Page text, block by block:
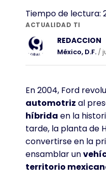
Tiempo de lectura:
ACTUALIDAD TI
REDACCION
México, D.F. /
En 2004, Ford
automotriz al
híbrida en la
tarde, la planta de
convertirse en la
ensamblar un
territorio